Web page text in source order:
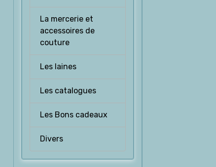
La mercerie et
accessoires de
couture
Les laines
Les catalogues
Les Bons cadeaux
Divers